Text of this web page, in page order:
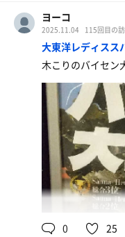
インセンス？お
ンネル
初めて受けたけど
リズム感も良いし
首の返しの早さが
そしてイナバウア
でのタオル回し❗️
体柔らけー！
それでいて全体
この人凄い‼️
16時鮭山未奈美さ
サンタ帽被ってク
お花のお茶のイン
ス(クリスマスツ
キ🎂)→おまけの熱
ヨーコ
2025.11.04 115回目の
大東洋レディスス
木こりのバイセン
0 25